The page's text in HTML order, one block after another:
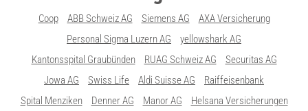
Coop ABB Schweiz AG Siemens AG
AXA Versicherung
Personal Sigma Luzern AG
yellowshark AG
Kantonsspital Graubünden
RUAG Schweiz AG
Securitas AG
Jowa AG
Swiss Life Aldi Suisse AG
Raiffeisenbank
Spital Menziken
Denner AG Manor AG Helsana Versicherungen